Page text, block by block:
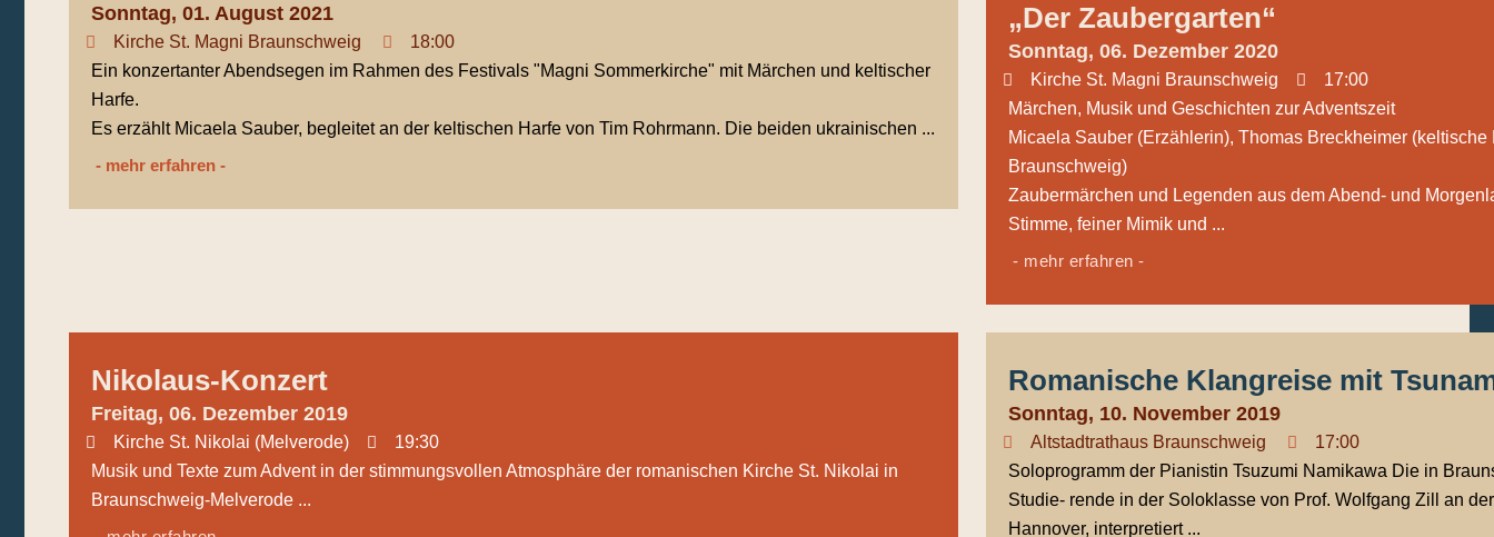
Sonntag, 01. August 2021
Kirche St. Magni Braunschweig
18:00
Ein konzertanter Abendsegen im Rahmen des Festivals "Magni Sommerkirche" mit Märchen und keltischer
Harfe.
Es erzählt Micaela Sauber, begleitet an der keltischen Harfe von Tim Rohrmann. Die beiden ukrainischen ...
- mehr erfahren -
„Der Zaubergarten“
Sonntag, 06. Dezember 2020
Kirche St. Magni Braunschweig
17:00
Märchen, Musik und Geschichten zur Adventszeit
Micaela Sauber (Erzählerin), Thomas Breckheimer
Braunschweig)
Zaubermärchen und Legenden aus dem Abend- und
Stimme, feiner Mimik und ...
- mehr erfahren -
Nikolaus-Konzert
Freitag, 06. Dezember 2019
Kirche St. Nikolai (Melverode)
19:30
Musik und Texte zum Advent in der stimmungsvollen Atmosphäre der romanischen Kirche St. Nikolai in
Braunschweig-Melverode ...
Romanische Klangreise mit
Sonntag, 10. November 2019
Altstadtrathaus Braunschweig
17:00
Soloprogramm der Pianistin Tsuzumi Namikawa Die in
Studie- rende in der Soloklasse von Prof. Wolfgang Zill an
Hannover, interpretiert ...